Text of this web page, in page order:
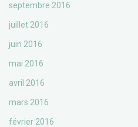
septembre 2016
juillet 2016
juin 2016
mai 2016
avril 2016
mars 2016
février 2016